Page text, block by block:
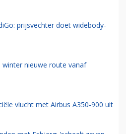
prijsvechter doet widebody-
nieuwe route vanaf
vlucht met Airbus A350-900 uit